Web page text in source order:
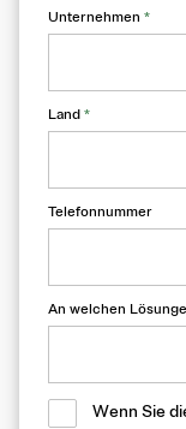
Unternehmen *
Land *
Telefonnummer
An welchen
Wenn Sie